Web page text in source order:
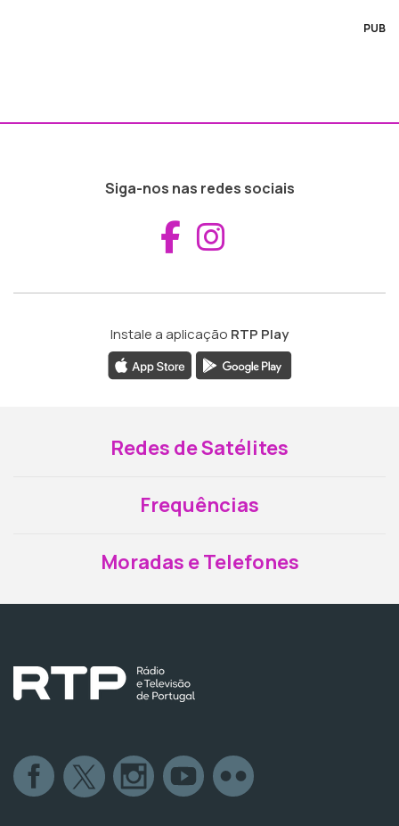
PUB
Siga-nos nas redes sociais
Aceder ao
Instale a aplicação RTP Play
Redes de Satélites
Frequências
Moradas e Telefones